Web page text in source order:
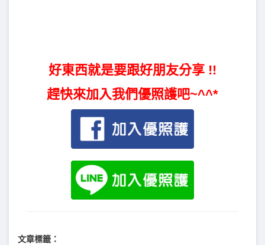
好東西就是要跟好朋友分享 !!
趕快來加入我們優照護吧~^^*
文章標籤：